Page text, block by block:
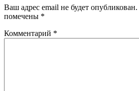
Ваш адрес email не будет опубликован.
помечены *
Комментарий *